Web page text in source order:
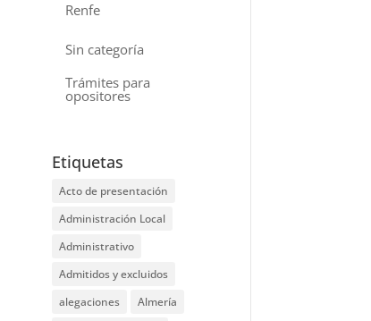
Renfe
Sin categoría
Trámites para
opositores
Etiquetas
Acto de presentación
Administración Local
Administrativo
Admitidos y excluidos
alegaciones
Almería